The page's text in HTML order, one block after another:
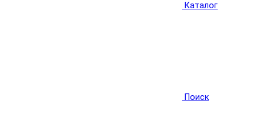
Каталог
Поиск